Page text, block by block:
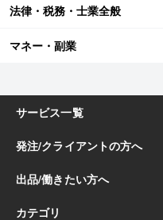
法律・税務・士業全般
マネー・副業